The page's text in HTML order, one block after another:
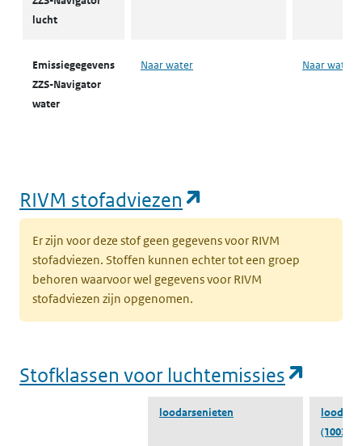
lucht
Emissiegegevens
ZZS-Navigator
water
Naar water Naar water
RIVM stofadviezen
Er zijn voor deze stof geen gegevens voor RIVM
stofadviezen. Stoffen kunnen echter tot een groep
behoren waarvoor wel gegevens voor RIVM
stofadviezen zijn opgenomen.
Stofklassen voor luchtemissies
loodarsenieten
(10031-